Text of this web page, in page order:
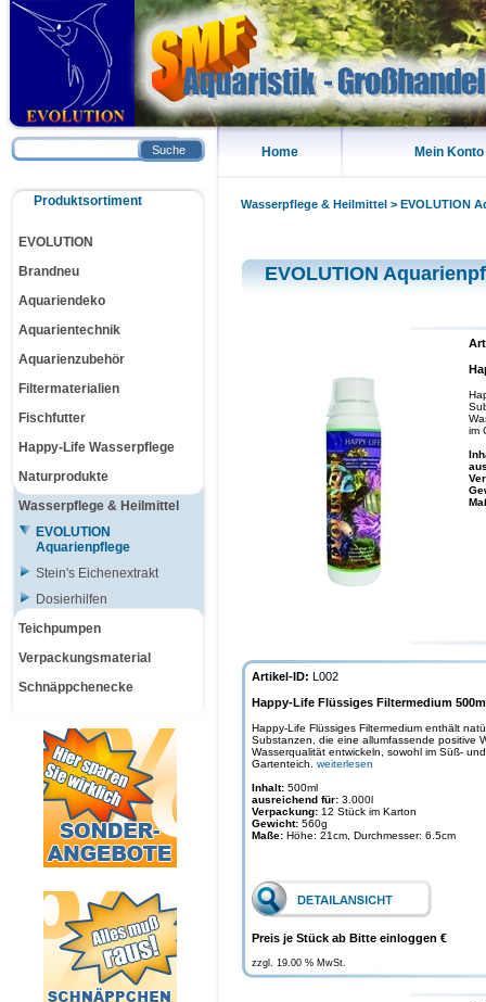
Home Mein Konto
Wasserpflege & Heilmittel > EVOLUTION
EVOLUTION
im
Artikel-ID: L002
Happy-Life Flüssiges Filtermedium
Happy-Life Flüssiges Filtermedium enthält
Substanzen, die eine allumfassende positive
Wasserqualität entwickeln, sowohl im Süß-
Gartenteich. weiterlesen
Inhalt: 500ml
ausreichend für: 3.000l
Verpackung: 12 Stück im Karton
Gewicht: 560g
Maße: Höhe: 21cm, Durchmesser: 6.5cm
Preis je Stück ab Bitte einloggen €
zzgl. 19.00 % MwSt.
Suche
Produktsortiment
EVOLUTION
Brandneu
Aquariendeko
Aquarientechnik
Aquarienzubehör
Filtermaterialien
Fischfutter
Happy-Life Wasserpflege
Naturprodukte
Wasserpflege & Heilmittel
EVOLUTION
Aquarienpflege
Stein's Eichenextrakt
Dosierhilfen
Teichpumpen
Verpackungsmaterial
Schnäppchenecke